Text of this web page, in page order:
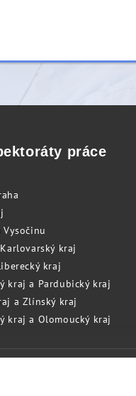
práce
Vysočinu
kraj
kraj
kraj a Pardubický kraj
a Zlínský kraj
kraj a Olomoucký kraj